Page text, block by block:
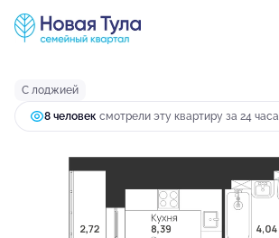
1-комнатная33.37 м
Ипотекаот 14 845 руб.
С лоджией
8 человек смотрели эту квартиру за 24 часа